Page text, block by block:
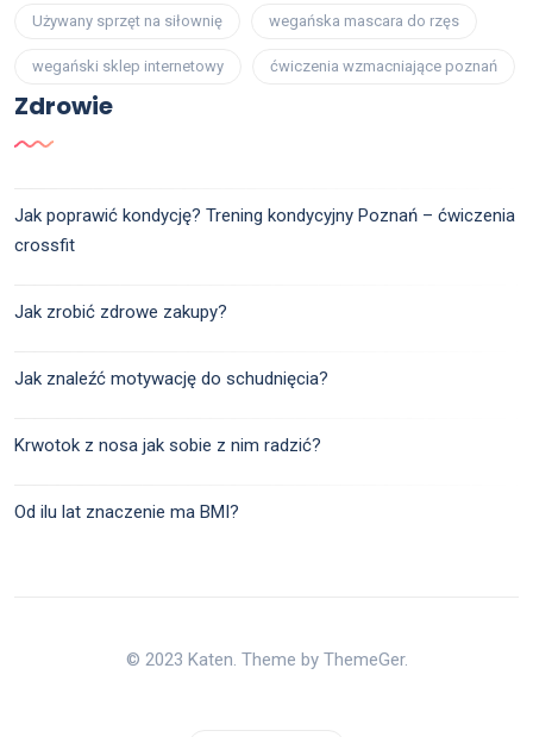
Używany sprzęt na siłownię wegańska mascara do rzęs
wegański sklep internetowy ćwiczenia wzmacniające poznań
Zdrowie
Jak poprawić kondycję? Trening kondycyjny Poznań – ćwiczenia
crossfit
Jak zrobić zdrowe zakupy?
Jak znaleźć motywację do schudnięcia?
Krwotok z nosa jak sobie z nim radzić?
Od ilu lat znaczenie ma BMI?
© 2023 Katen. Theme by ThemeGer.